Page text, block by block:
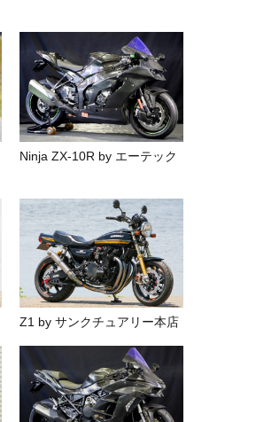
Ninja ZX-10R by エーテック
Z1 by サンクチュアリー本店